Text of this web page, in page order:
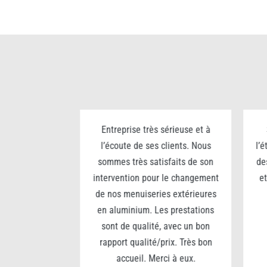
Entreprise très sérieuse et à
l’écoute de ses clients. Nous
sommes très satisfaits de son
intervention pour le changement
de nos menuiseries extérieures
en aluminium. Les prestations
sont de qualité, avec un bon
rapport qualité/prix. Très bon
accueil. Merci à eux.